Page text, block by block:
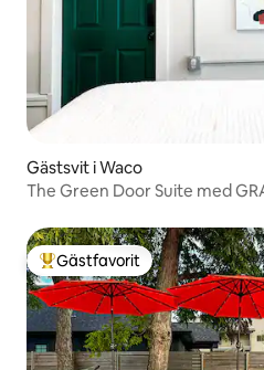
Gästsvit i Waco
The Green Door Suite med
Populär gästfavorit
Gästfavorit